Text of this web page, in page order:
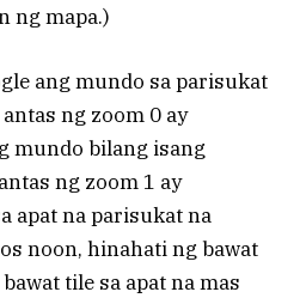
ng mapa.)
ang mundo sa parisukat
antas ng zoom 0 ay
mundo bilang isang
ng zoom 1 ay
apat na parisukat na
noon, hinahati ng bawat
tile sa apat na mas